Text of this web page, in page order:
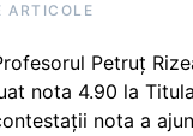
ARTICOLE
Petruț
nota 4.90 la
nota a